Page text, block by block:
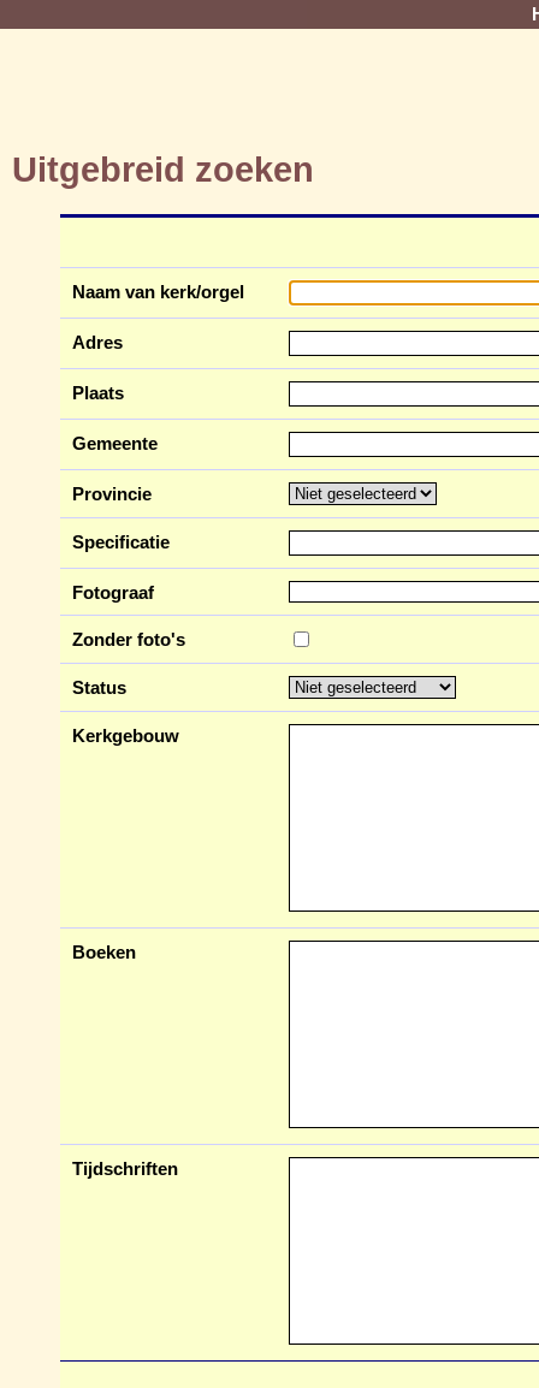
Uitgebreid zoeken
Naam van kerk/orgel
Adres
Plaats
Gemeente
Provincie
Specificatie
Fotograaf
Zonder foto's
Status
Kerkgebouw
Boeken
Tijdschriften